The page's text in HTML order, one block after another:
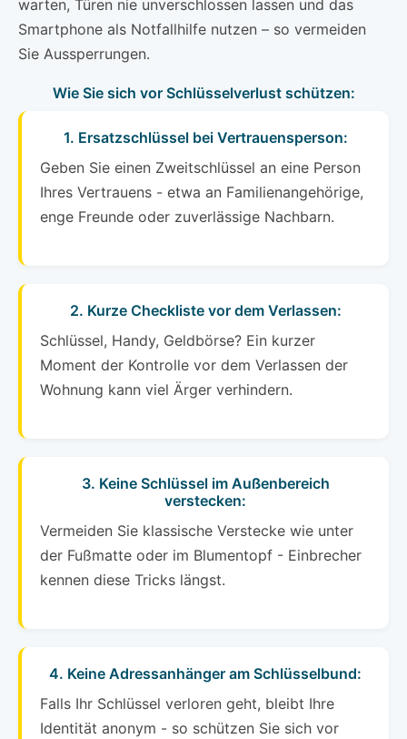
warten, Türen nie unverschlossen lassen und das
Smartphone als Notfallhilfe nutzen – so vermeiden
Sie Aussperrungen.
Wie Sie sich vor Schlüsselverlust schützen:
1. Ersatzschlüssel bei Vertrauensperson:
Geben Sie einen Zweitschlüssel an eine Person
Ihres Vertrauens - etwa an Familienangehörige,
enge Freunde oder zuverlässige Nachbarn.
2. Kurze Checkliste vor dem Verlassen:
Schlüssel, Handy, Geldbörse? Ein kurzer
Moment der Kontrolle vor dem Verlassen der
Wohnung kann viel Ärger verhindern.
3. Keine Schlüssel im Außenbereich
verstecken:
Vermeiden Sie klassische Verstecke wie unter
der Fußmatte oder im Blumentopf - Einbrecher
kennen diese Tricks längst.
4. Keine Adressanhänger am Schlüsselbund:
Falls Ihr Schlüssel verloren geht, bleibt Ihre
Identität anonym - so schützen Sie sich vor